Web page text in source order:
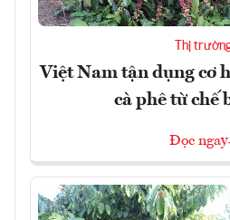
Thị
Việt Nam tận dụng cơ
cà phê từ chế
Đọc ngay